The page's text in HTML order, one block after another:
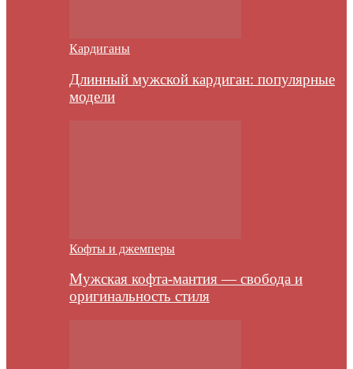
Кардиганы
Длинный мужской кардиган: популярные
модели
Кофты и джемперы
Мужская кофта-мантия — свобода и
оригинальность стиля